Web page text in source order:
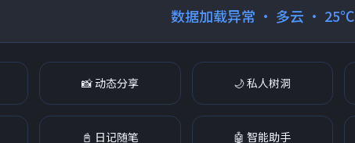
数据加载异常 · 多云 · 25℃
📸 动态分享 🌙 私人树洞
📓 日记随笔 🤖 智能助手